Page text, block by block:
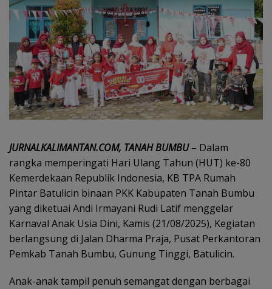
JURNALKALIMANTAN.COM, TANAH BUMBU– Dalam
rangka memperingati Hari Ulang Tahun (HUT) ke-80
Kemerdekaan Republik Indonesia, KB TPA Rumah
Pintar Batulicin binaan PKK Kabupaten Tanah Bumbu
yang diketuai Andi Irmayani Rudi Latif menggelar
Karnaval Anak Usia Dini, Kamis (21/08/2025), Kegiatan
berlangsung di Jalan Dharma Praja, Pusat Perkantoran
Pemkab Tanah Bumbu, Gunung Tinggi, Batulicin.
Anak-anak tampil penuh semangat dengan berbagai